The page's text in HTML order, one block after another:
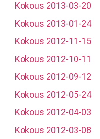
Kokous 2013-03-20
Kokous 2013-01-24
Kokous 2012-11-15
Kokous 2012-10-11
Kokous 2012-09-12
Kokous 2012-05-24
Kokous 2012-04-03
Kokous 2012-03-08